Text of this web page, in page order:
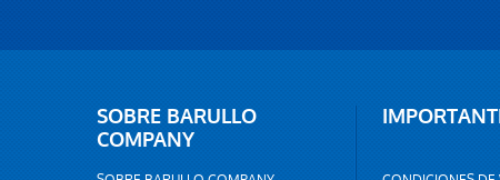
SOBRE BARULLO
COMPANY